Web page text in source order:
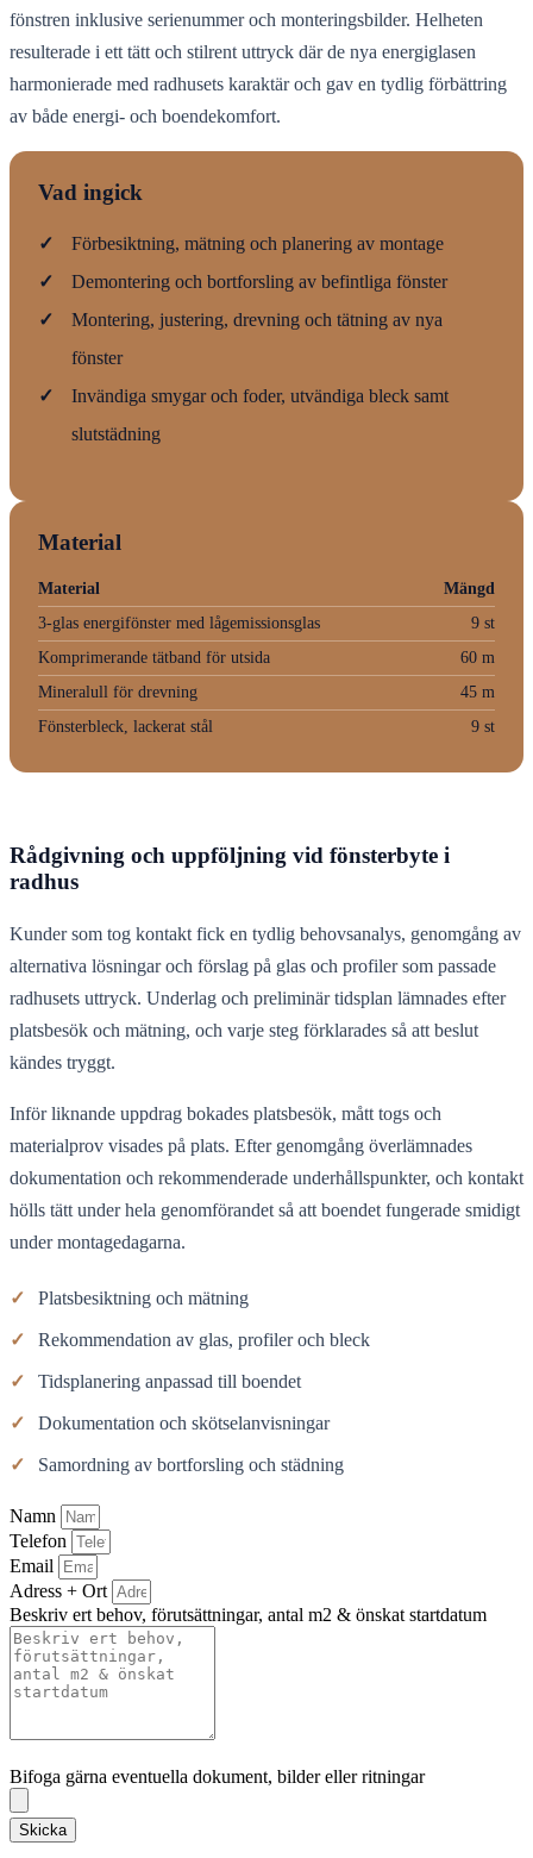
fönstren inklusive serienummer och monteringsbilder. Helheten
resulterade i ett tätt och stilrent uttryck där de nya energiglasen
harmonierade med radhusets karaktär och gav en tydlig förbättring
av både energi- och boendekomfort.
Vad ingick
✓
Förbesiktning, mätning och planering av montage
✓
Demontering och bortforsling av befintliga fönster
✓
Montering, justering, drevning och tätning av nya
fönster
✓
Invändiga smygar och foder, utvändiga bleck samt
slutstädning
Material
Material
Mängd
3-glas energifönster med lågemissionsglas
9 st
Komprimerande tätband för utsida
60 m
Mineralull för drevning
45 m
Fönsterbleck, lackerat stål
9 st
Rådgivning och uppföljning vid fönsterbyte i
radhus
Kunder som tog kontakt fick en tydlig behovsanalys, genomgång av
alternativa lösningar och förslag på glas och profiler som passade
radhusets uttryck. Underlag och preliminär tidsplan lämnades efter
platsbesök och mätning, och varje steg förklarades så att beslut
kändes tryggt.
Inför liknande uppdrag bokades platsbesök, mått togs och
materialprov visades på plats. Efter genomgång överlämnades
dokumentation och rekommenderade underhållspunkter, och kontakt
hölls tätt under hela genomförandet så att boendet fungerade smidigt
under montagedagarna.
✓ Platsbesiktning och mätning
✓ Rekommendation av glas, profiler och bleck
✓ Tidsplanering anpassad till boendet
✓ Dokumentation och skötselanvisningar
✓ Samordning av bortforsling och städning
Namn
Telefon
Email
Adress + Ort
Beskriv ert behov, förutsättningar, antal m2 & önskat startdatum
Bifoga gärna eventuella dokument, bilder eller ritningar
Skicka